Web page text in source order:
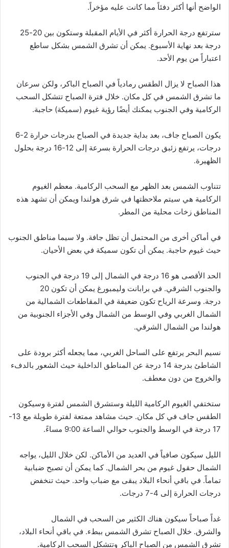
الواضح أنها أكثر دفئاً مما كانت عليه مؤخراً.
سترتفع درجة الحرارة أكثر في الأيام المقبلة وستكون بين 20-25
درجة بعد نهاية الأسبوع. يمكن أن تشرق الشمس بشكل ساطع
اعتباراً من يوم الأحد.
هذا الصباح لا يزال الطقس رمادياً في الصباح الباكر، ولكن سرعان
ما تشرق الشمس في كل مكان. خلال فترة الصباح تتشكل السحب
الركامية وفي الجنوب يمكنك أيضًا رؤية غيوم (سميكة) حاجبة.
يكون الصباح جاف، بعد بداية جديدة في الصباح بدرجات حرارة 2-6
درجات، يرتفع زئبق درجات الحرارة بسرعة إلى 12-16 درجة بحلول
الظهيرة.
تتناوب الشمس بعد الظهر مع السحب الركامية. معظم الغيوم
الركامية هي سيتم ملاحظتها في شرق هولندا ويمكن أن تشهد هذه
المناطق زخات محلية من المطر.
في أماكن أخرى من المحتمل أن تظل جافة. ولا سيما مناطق الجنوب
حيث غيوم حاجبة. يمكن أن تكون سميكة في بعض الأحيان.
الحد الأقصى هو 16 درجة في الشمال إلى 19 درجة في الجنوب
والجنوب الشرقي. في برابانت وليمبورغ يمكن أن تكون 20
درجة. وسرعة الرياح تكون ضعيفة في المقاطعات الشمالية من
الشمال الغربي وفي الوسط من الشمال وفي الأجزاء الجنوبية من
هولندا من الشمال الشرقي.
نسيم البحر يرتفع على الساحل الغربي، مما يجعله أكثر برودة على
الشاطئ بدرجة 14 درجة عن المناطق الداخلية حيث الشعور بالدفء
والخروج من دون معطف.
ستختفي الغيوم الركامية الليلة وستشرق الشمس لفترة وسيكون
الطقس جاف في كل مكان. حيث مشاهد ممتعة لفترة طويلة مع 13-
17 درجة في الوسط والجنوب حوالي الساعة 9:00 مساءً.
الليل سيكون صافياً في العديد من الأماكن. لكن خلال الليل، يواجه
الشمال حقول غيوم من بحر الشمال. كما يمكن أن تصبح ضبابية
تماماً. في باقي أنحاء البلاد يبقى مع ضباب واحد. حيث تنخفض
درجات الحرارة إلى 4-7 درجات.
غداً صباحاً سيكون هناك الكثير من السحب في الشمال
والشرق. خلال الصباح تشرق الشمس ببطء. في باقي أنحاء البلاد،
تشرق الشمس من الصباح الباكر وتتشكل السحب الركامية.